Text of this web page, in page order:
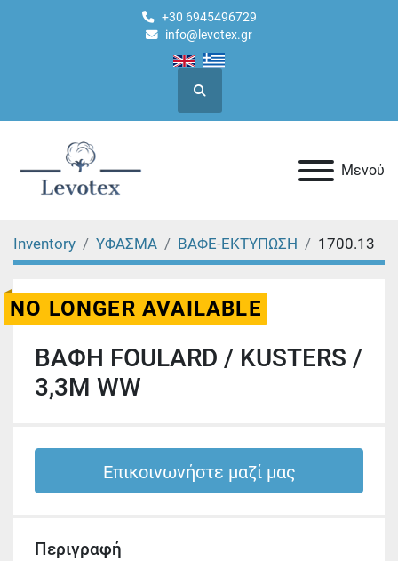
+30 6945496729
info@levotex.gr
Ερευνα
Μενού
Inventory ΥΦΑΣΜΑ ΒΑΦΕ-ΕΚΤΥΠΩΣΗ 1700.13
NO LONGER AVAILABLE
ΒΑΦΗ FOULARD / KUSTERS /
3,3Μ WW
Επικοινωνήστε μαζί μας
Περιγραφή